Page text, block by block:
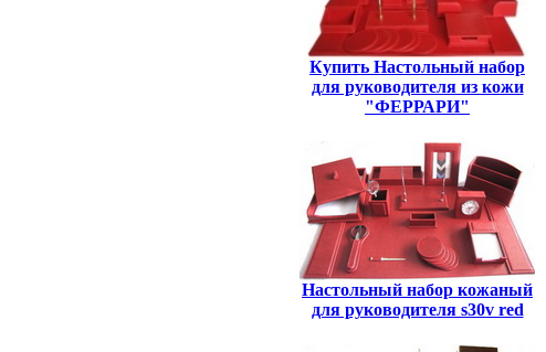
Купить Настольный набор
для руководителя из кожи
"ФЕРРАРИ"
Настольный набор кожаный
для руководителя s30v red